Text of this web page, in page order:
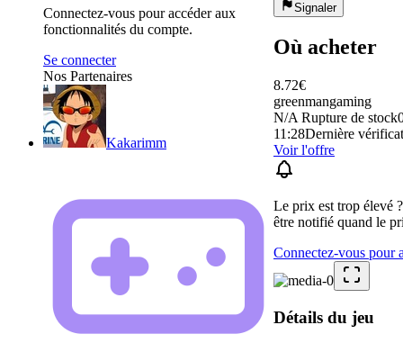
Connectez-vous pour accéder aux
fonctionnalités du compte.
Se connecter
Nos Partenaires
Kakarimm
Signaler
Où acheter
8.72€
greenmangaming
N/A Rupture de stock
11:28Dernière
Voir l'offre
Le prix est trop élevé
être notifié quand le
Connectez-vous pour
Détails du jeu